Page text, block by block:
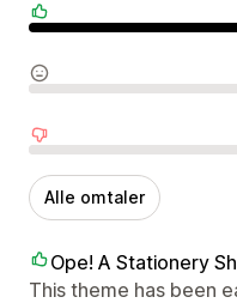
Positive omtaler
Nøytrale omtaler
Negative omtaler
Alle omtaler
Ope! A Stationery
This theme has been